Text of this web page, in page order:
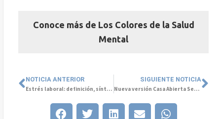
Conoce más de Los Colores de la Salud
Mental
NOTICIA ANTERIOR
Estrés laboral: definición, síntomas y métodos de tratamiento
SIGUIENTE NOTICIA
Nueva versión Casa Abierta Sede Rancagua en el marco del Mes de la Salud Mental